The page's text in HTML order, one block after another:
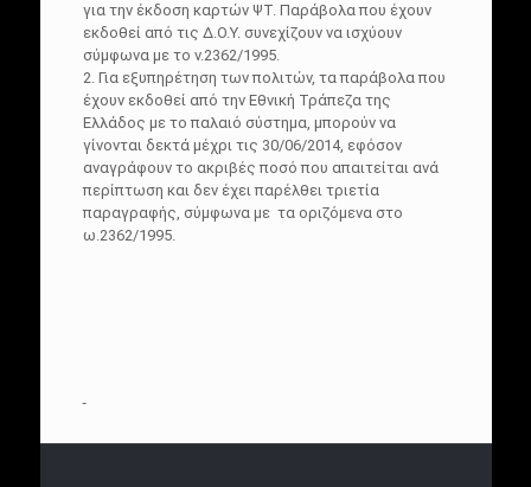
για την έκδοση καρτών ΨΤ. Παράβολα που έχουν
εκδοθεί από τις Δ.Ο.Υ. συνεχίζουν να ισχύουν
σύμφωνα με το ν.2362/1995.
2. Για εξυπηρέτηση των πολιτών, τα παράβολα που
έχουν εκδοθεί από την Εθνική Τράπεζα της
Ελλάδος με το παλαιό σύστημα, μπορούν να
γίνονται δεκτά μέχρι τις 30/06/2014, εφόσον
αναγράφουν το ακριβές ποσό που απαιτείται ανά
περίπτωση και δεν έχει παρέλθει τριετία
παραγραφής, σύμφωνα με τα οριζόμενα στο
ω.2362/1995.